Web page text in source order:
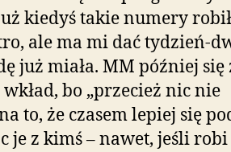
kiedyś takie numery
ale ma mi dać tydzień-
już miała. MM później się
bo „przecież nic nie
to, że czasem lepiej się
je z kimś – nawet, jeśli robi